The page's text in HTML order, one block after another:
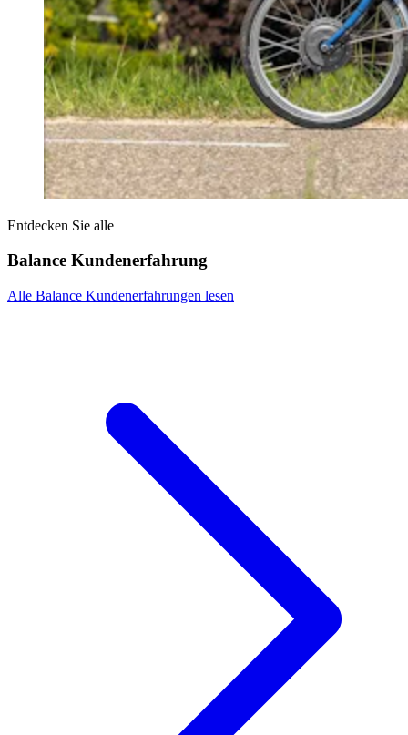
Entdecken Sie alle
Balance Kundenerfahrung
Alle Balance Kundenerfahrungen lesen